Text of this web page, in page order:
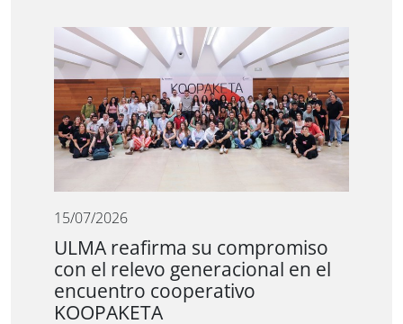
15/07/2026
ULMA reafirma su compromiso
con el relevo generacional en el
encuentro cooperativo
KOOPAKETA